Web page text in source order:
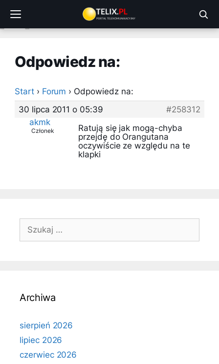
treści
Odpowiedz na:
Start › Forum › Odpowiedz na:
30 lipca 2011 o 05:39
#258312
akmk
Członek
Ratują się jak mogą-chyba
przejdę do Orangutana
oczywiście ze względu na te
klapki
Szukaj:
Archiwa
sierpień 2026
lipiec 2026
czerwiec 2026